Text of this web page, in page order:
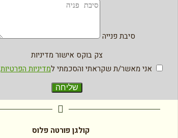
סיבת פנייה
צק בוקס אישור מדיניות
אני מאשר/ת שקראתי והסכמתי למדיניות הפרטיות
שליחה
קולגן פורטה פלוס